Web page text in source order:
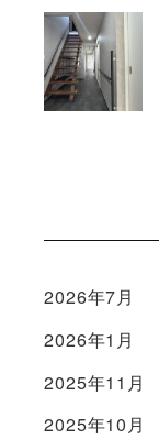
2026年7月
2026年1月
2025年11月
2025年10月